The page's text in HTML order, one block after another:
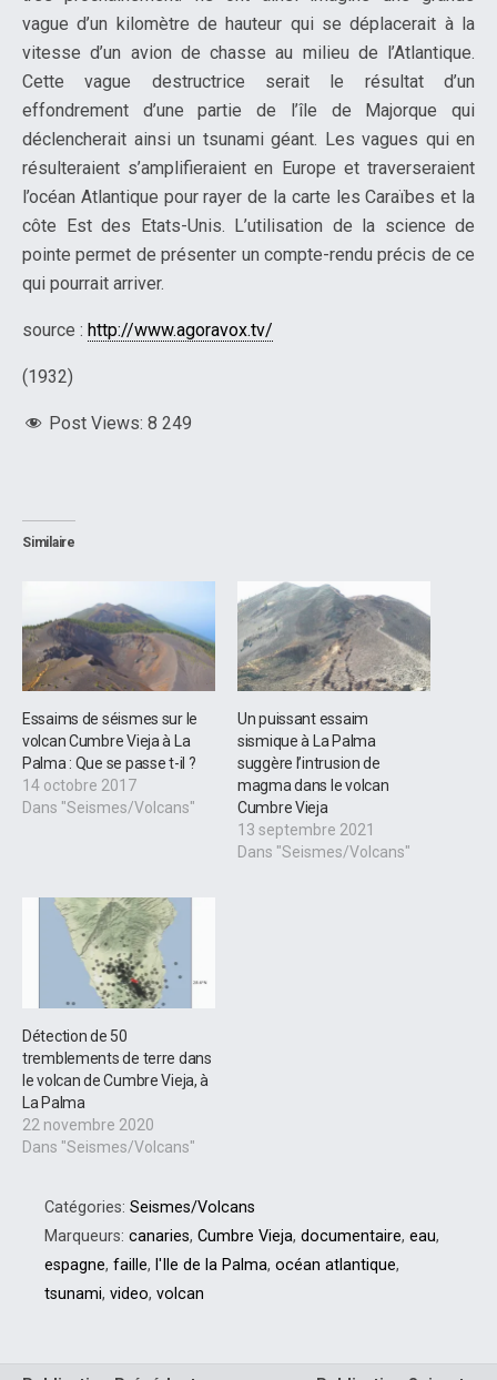
vague d’un kilomètre de hauteur qui se déplacerait à la
vitesse d’un avion de chasse au milieu de l’Atlantique.
Cette vague destructrice serait le résultat d’un
effondrement d’une partie de l’île de Majorque qui
déclencherait ainsi un tsunami géant. Les vagues qui en
résulteraient s’amplifieraient en Europe et traverseraient
l’océan Atlantique pour rayer de la carte les Caraïbes et la
côte Est des Etats-Unis. L’utilisation de la science de
pointe permet de présenter un compte-rendu précis de ce
qui pourrait arriver.
source : http://www.agoravox.tv/
(1932)
Post Views: 8 249
Similaire
Essaims de séismes sur le
volcan Cumbre Vieja à La
Palma : Que se passe t-il ?
14 octobre 2017
Dans "Seismes/Volcans"
Un puissant essaim
sismique à La Palma
suggère l’intrusion de
magma dans le volcan
Cumbre Vieja
13 septembre 2021
Dans "Seismes/Volcans"
Détection de 50
tremblements de terre dans
le volcan de Cumbre Vieja, à
La Palma
22 novembre 2020
Dans "Seismes/Volcans"
Catégories: Seismes/Volcans
Marqueurs: canaries, Cumbre Vieja, documentaire, eau,
espagne, faille, l'Ile de la Palma, océan atlantique,
tsunami, video, volcan